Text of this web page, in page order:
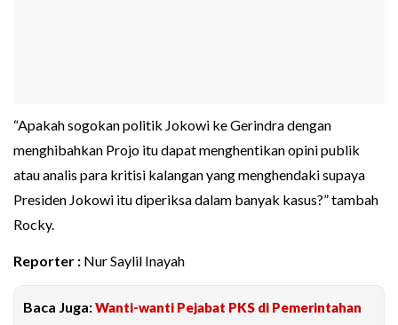
“Apakah sogokan politik Jokowi ke Gerindra dengan
menghibahkan Projo itu dapat menghentikan opini publik
atau analis para kritisi kalangan yang menghendaki supaya
Presiden Jokowi itu diperiksa dalam banyak kasus?” tambah
Rocky.
Reporter : Nur Saylil Inayah
Baca Juga:Wanti-wanti Pejabat PKS di Pemerintahan